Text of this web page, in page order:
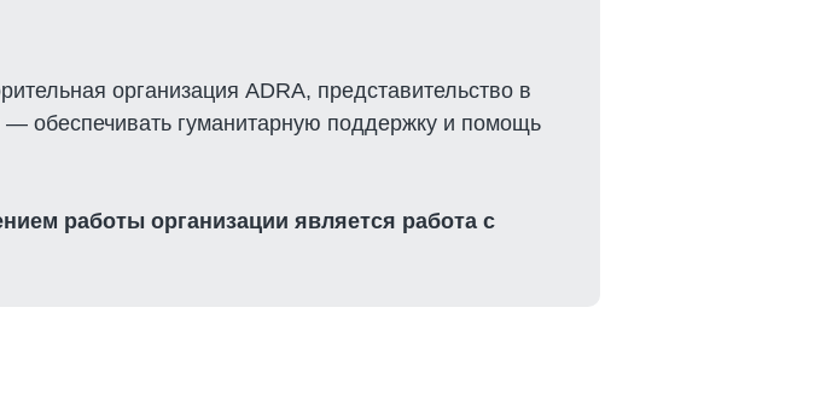
организация ADRA, представительство в
— обеспечивать гуманитарную поддержку и помощь
работы организации является работа с